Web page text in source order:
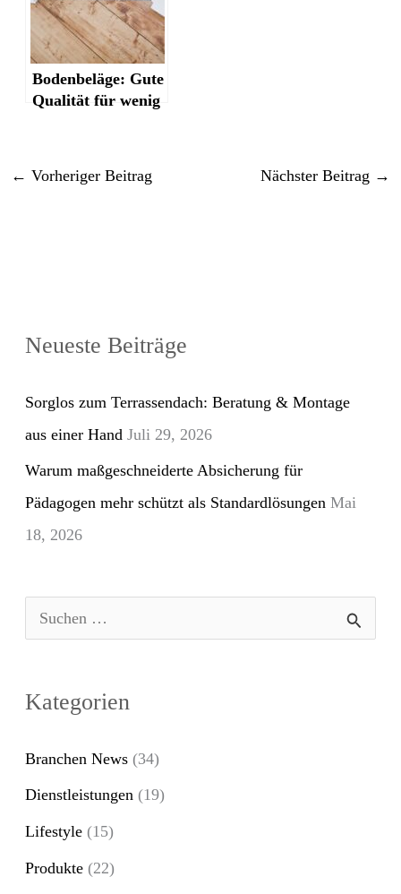
Bodenbeläge: Gute
Qualität für wenig
← Vorheriger Beitrag Nächster Beitrag →
Neueste Beiträge
Sorglos zum Terrassendach: Beratung & Montage
aus einer Hand Juli 29, 2026
Warum maßgeschneiderte Absicherung für
Pädagogen mehr schützt als Standardlösungen Mai
18, 2026
e
n
Kategorien
Branchen News (34)
Dienstleistungen (19)
Lifestyle (15)
Produkte (22)